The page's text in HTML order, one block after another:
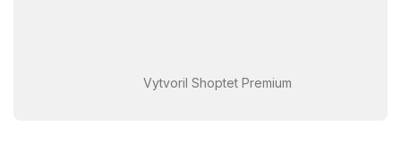
Vytvoril Shoptet Premium